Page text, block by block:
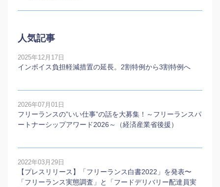
人気記事
2025年12月17日
インボイス負担軽減措置の延長。2割特例から3割特例へ
2026年07月01日
フリーランスの”いい仕事”の話を大募集！～フリーランスパ
ートナーシップアワード2026～（経済産業省後援）
2022年03月29日
【プレスリリース】「フリーランス白書2022」を発表〜
「フリーランス実態調査」と「フードデリバリー配達員実